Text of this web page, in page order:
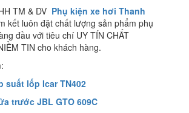
TM & DV Phụ kiện xe hơi Thanh
kết luôn đặt chất lượng sản phẩm phụ
đầu với tiêu chí UY TÍN CHẤT
TIN cho khách hàng.
suất lốp Icar TN402
trước JBL GTO 609C